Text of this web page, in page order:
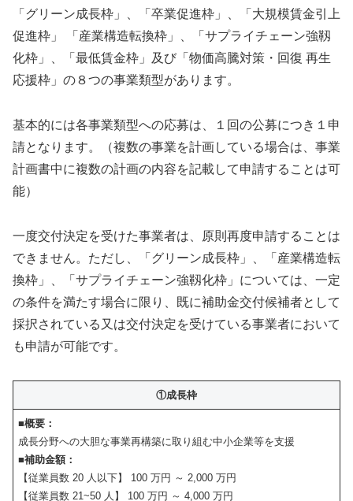
「グリーン成長枠」、「卒業促進枠」、「大規模賃金引上
促進枠」 「産業構造転換枠」、「サプライチェーン強靱
化枠」、「最低賃金枠」及び「物価高騰対策・回復 再生
応援枠」の８つの事業類型があります。
基本的には各事業類型への応募は、１回の公募につき１申
請となります。（複数の事業を計画している場合は、事業
計画書中に複数の計画の内容を記載して申請することは可
能）
一度交付決定を受けた事業者は、原則再度申請することは
できません。ただし、「グリーン成長枠」、「産業構造転
換枠」、「サプライチェーン強靱化枠」については、一定
の条件を満たす場合に限り、既に補助金交付候補者として
採択されている又は交付決定を受けている事業者において
も申請が可能です。
①成長枠
■概要：
成長分野への大胆な事業再構築に取り組む中小企業等を支援
■補助金額：
【従業員数 20 人以下】 100 万円 ～ 2,000 万円
【従業員数 21~50 人】 100 万円 ～ 4,000 万円